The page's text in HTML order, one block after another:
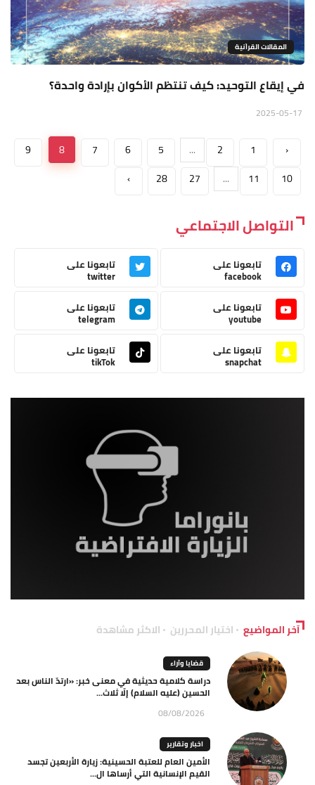
المقالات القراَنية
في إيقاع التوحيد: كيف تنتظم الأكوان بإرادة واحدة؟
‹
1
2
...
5
6
7
8
9
10
11
...
27
28
›
التواصل الاجتماعي
تابعونا على
facebook
تابعونا على
twitter
تابعونا على
youtube
تابعونا على
telegram
تابعونا على
snapchat
تابعونا على
tikTok
آخر المواضيع اختيار المحررين الاكثر مشاهدة
قضايا وآراء
دراسة كلامية حديثية في معنى خبر: «ارتدّ الناس بعد
الحسين (عليه السلام) إلّا ثلاث...
08/08/2026
اخبار وتقارير
الأمين العام للعتبة الحسينية: زيارة الأربعين تجسد
القيم الإنسانية التي أرساها ال...